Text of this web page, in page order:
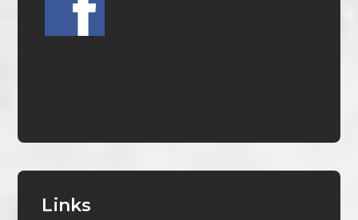
Links